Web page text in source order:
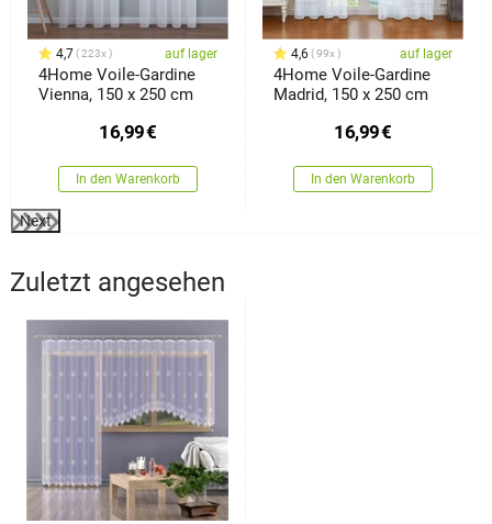
4,7 223x auf lager
4Home Voile-Gardine
Vienna, 150 x 250 cm
16,99€
In den Warenkorb
4,6 99x auf lager
4Home Voile-Gardine
Madrid, 150 x 250 cm
16,99€
In den Warenkorb
Next
Zuletzt angesehen